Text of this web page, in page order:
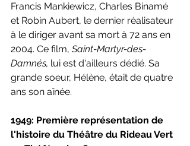
Francis Mankiewicz, Charles Binamé
et Robin Aubert, le dernier réalisateur
à le diriger avant sa mort à 72 ans en
2004. Ce film, Saint-Martyr-des-
Damnés, lui est d'ailleurs dédié. Sa
grande soeur, Hélène, était de quatre
ans son aînée.
1949: Première représentation de
l'histoire du Théâtre du Rideau Vert